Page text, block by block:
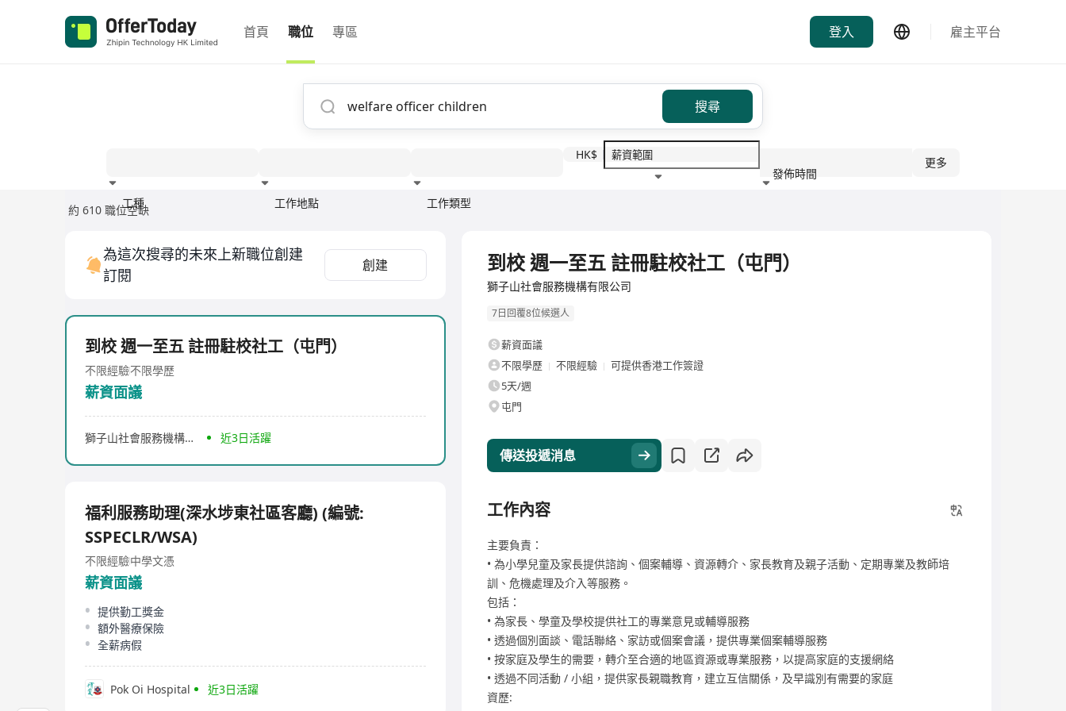
首頁 職位 專區 登入 雇主平台
搜尋
工種 工作地點 工作類型
HK$
發佈時間
更多
約 610 職位空缺
為這次搜尋的未來上新職位創建
訂閱
創建
到校 週一至五 註冊駐校社工（屯門）
不限經驗不限學歷
薪資面議
獅子山社會服務機構有限公司 近3日活躍
福利服務助理(深水埗東社區客廳) (編號:
SSPECLR/WSA)
不限經驗中學文憑
薪資面議
提供勤工獎金
額外醫療保險
全薪病假
Pok Oi Hospital 近3日活躍
到校 週一至五 註冊駐校社工（屯門）
獅子山社會服務機構有限公司
7日回覆8位候選人
薪資面議
不限學歷
不限經驗
可提供香港工作簽證
5天/週
屯門
傳送投遞消息
工作內容
主要負責：
• 為小學兒童及家長提供諮詢、個案輔導、資源轉介、家長教育及親子活動、定期專業及教師培
訓、危機處理及介入等服務。
包括：
• 為家長、學童及學校提供社工的專業意見或輔導服務
• 透過個別面談、電話聯絡、家訪或個案會議，提供專業個案輔導服務
• 按家庭及學生的需要，轉介至合適的地區資源或專業服務，以提高家庭的支援網絡
• 透過不同活動 / 小組，提供家長親職教育，建立互信關係，及早識別有需要的家庭
資歷: